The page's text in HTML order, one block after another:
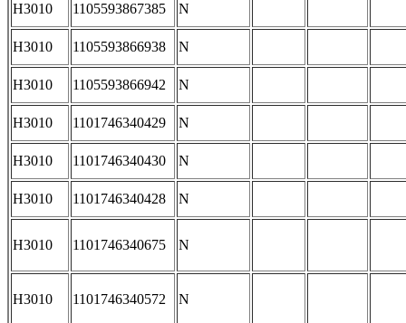
H3010 1105593867385 N
H3010 1105593866938 N
H3010 1105593866942 N
H3010 1101746340429 N
H3010 1101746340430 N
H3010 1101746340428 N
H3010 1101746340675 N
H3010 1101746340572 N